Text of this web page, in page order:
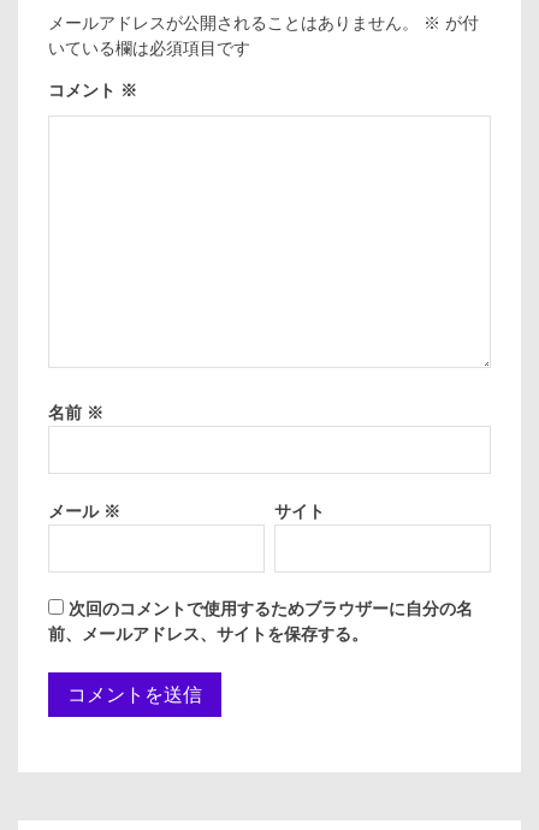
メールアドレスが公開されることはありません。 ※ が付
いている欄は必須項目です
コメント ※
名前 ※
メール ※ サイト
次回のコメントで使用するためブラウザーに自分の名
前、メールアドレス、サイトを保存する。